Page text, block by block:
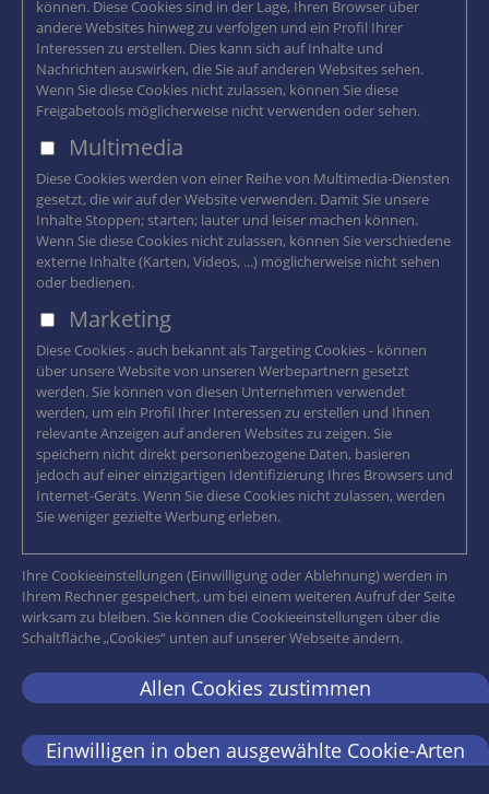
können. Diese Cookies sind in der Lage, Ihren Browser über
andere Websites hinweg zu verfolgen und ein Profil Ihrer
Interessen zu erstellen. Dies kann sich auf Inhalte und
Nachrichten auswirken, die Sie auf anderen Websites sehen.
Wenn Sie diese Cookies nicht zulassen, können Sie diese
Freigabetools möglicherweise nicht verwenden oder sehen.
Multimedia
Diese Cookies werden von einer Reihe von Multimedia-Diensten
gesetzt, die wir auf der Website verwenden. Damit Sie unsere
Inhalte Stoppen; starten; lauter und leiser machen können.
Wenn Sie diese Cookies nicht zulassen, können Sie verschiedene
externe Inhalte (Karten, Videos, ...) möglicherweise nicht sehen
oder bedienen.
Marketing
Diese Cookies - auch bekannt als Targeting Cookies - können
über unsere Website von unseren Werbepartnern gesetzt
werden. Sie können von diesen Unternehmen verwendet
werden, um ein Profil Ihrer Interessen zu erstellen und Ihnen
relevante Anzeigen auf anderen Websites zu zeigen. Sie
speichern nicht direkt personenbezogene Daten, basieren
jedoch auf einer einzigartigen Identifizierung Ihres Browsers und
Internet-Geräts. Wenn Sie diese Cookies nicht zulassen, werden
Sie weniger gezielte Werbung erleben.
Ihre Cookieeinstellungen (Einwilligung oder Ablehnung) werden in
Ihrem Rechner gespeichert, um bei einem weiteren Aufruf der Seite
wirksam zu bleiben. Sie können die Cookieeinstellungen über die
Schaltfläche „Cookies“ unten auf unserer Webseite ändern.
Allen Cookies zustimmen
Einwilligen in oben ausgewählte Cookie-Arten